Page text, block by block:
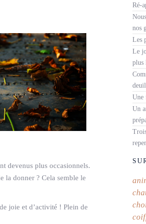
devenus plus occasionnels.
la donner ? Cela semble le
joie et d’activité ! Plein de
Ré-
nos
Les
Le
plus
Une
Un